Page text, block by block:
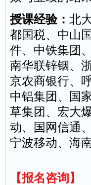
授课经验： 北
都国税、中山
件、中铁集团
南华联锌铟、
京农商银行、
中铝集团、国
草集团、宏大
动、国网信通
宁波移动、海
【报名咨询】